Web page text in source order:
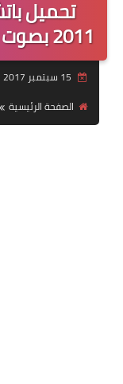
تحميل
2011 بصوت رؤوف خليفة من ميديا فاير
الصفحة الرئيسية